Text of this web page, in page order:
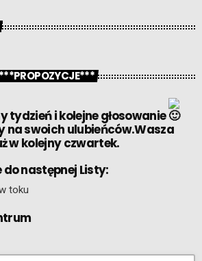
tydzień i kolejne głosowanie
na swoich ulubieńców.Wasza
w kolejny czwartek.
następnej Listy:
toku